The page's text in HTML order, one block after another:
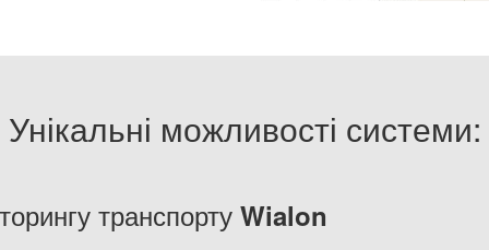
Унікальні можливості системи:
транспорту Wialon